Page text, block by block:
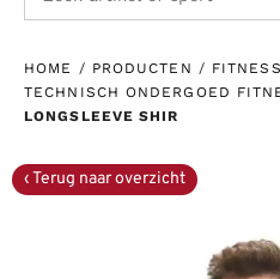
HOME / PRODUCTEN / FITNESS
TECHNISCH ONDERGOED
LONGSLEEVE SHIR